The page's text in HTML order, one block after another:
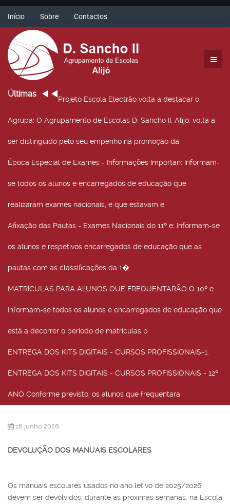
Início Sobre Contactos
Últimas
Projeto Escola Electrão volta a destacar o
Agrupa: O Agrupamento de Escolas D. Sancho II, Alijó, volta a
ser distinguido pelo seu empenho na promoção da
Época Especial de Exames - Informações Importan: Informam-
se todos os alunos e encarregados de educação que
realizaram exames nacionais, e que estavam e
Afixação das Pautas - Exames Nacionais do 11º e: Informam-se
os alunos e respetivos encarregados de educação que as
pautas com as classificações da 1�
MATRÍCULAS PARA ALUNOS QUE FREQUENTARÃO O 10º e:
Informam-se todos os alunos e encarregados de educação que
está a decorrer o período de matrículas p
ENTREGA DOS KITS DIGITAIS - CURSOS PROFISSIONAIS-1:
ENTREGA DOS KITS DIGITAIS - CURSOS PROFISSIONAIS - 12º
ANO Conforme previsto, os alunos que frequentara
16 junho 2026
DEVOLUÇÃO DOS MANUAIS ESCOLARES
Os manuais escolares usados no ano letivo de 2025/2026
devem ser devolvidos, durante as próximas semanas, na Escola